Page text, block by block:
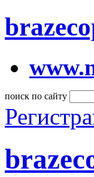
поиск по сайту